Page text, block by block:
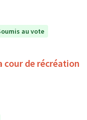
au vote
cour de récréation